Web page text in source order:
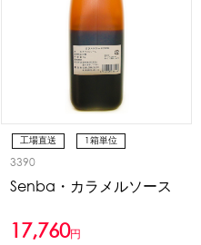
キューブアイススライサー
刃物・替刃
表記
工場直送 1箱単位
3390
Senba・カラメルソース
17,760円